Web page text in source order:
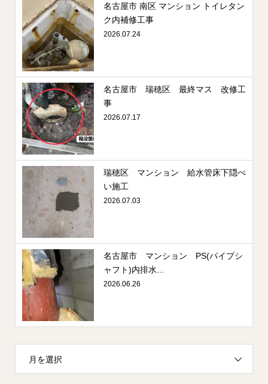
名古屋市 南区 マンション トイレタン
ク内補修工事
2026.07.24
名古屋市 瑞穂区 最終マス 改修工
事
2026.07.17
瑞穂区 マンション 給水管床下隠ぺ
い施工
2026.07.03
名古屋市 マンション PS(パイプシ
ャフト)内排水...
2026.06.26
月を選択